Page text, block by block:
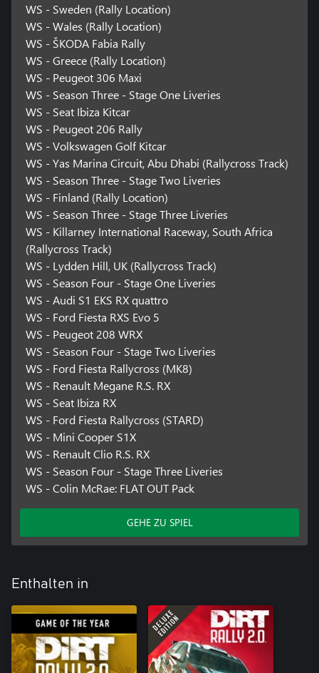
WS - Sweden (Rally Location)
WS - Wales (Rally Location)
WS - ŠKODA Fabia Rally
WS - Greece (Rally Location)
WS - Peugeot 306 Maxi
WS - Season Three - Stage One Liveries
WS - Seat Ibiza Kitcar
WS - Peugeot 206 Rally
WS - Volkswagen Golf Kitcar
WS - Yas Marina Circuit, Abu Dhabi (Rallycross Track)
WS - Season Three - Stage Two Liveries
WS - Finland (Rally Location)
WS - Season Three - Stage Three Liveries
WS - Killarney International Raceway, South Africa
(Rallycross Track)
WS - Lydden Hill, UK (Rallycross Track)
WS - Season Four - Stage One Liveries
WS - Audi S1 EKS RX quattro
WS - Ford Fiesta RXS Evo 5
WS - Peugeot 208 WRX
WS - Season Four - Stage Two Liveries
WS - Ford Fiesta Rallycross (MK8)
WS - Renault Megane R.S. RX
WS - Seat Ibiza RX
WS - Ford Fiesta Rallycross (STARD)
WS - Mini Cooper S1X
WS - Renault Clio R.S. RX
WS - Season Four - Stage Three Liveries
WS - Colin McRae: FLAT OUT Pack
GEHE ZU SPIEL
Enthalten in